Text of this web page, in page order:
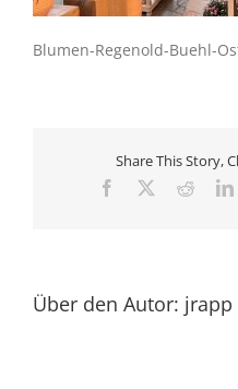
Blumen-Regenold-Buehl-
Share This Story,
Facebook Reddit
Über den Autor: jrapp